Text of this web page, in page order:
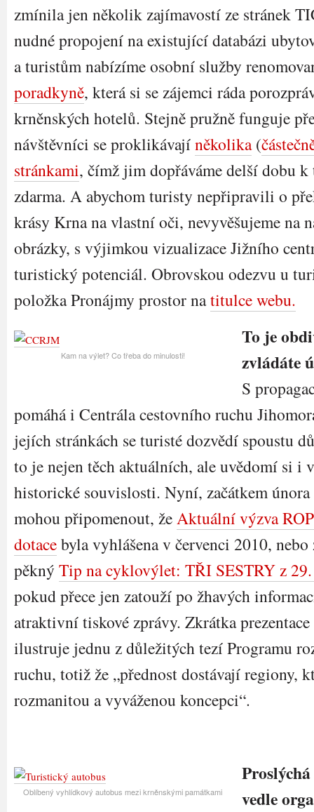
zmínila jen několik zajímavostí ze stránek
nudné propojení na existující databázi
a turistům nabízíme osobní služby
poradkyně, která si se zájemci ráda
krněnských hotelů. Stejně pružně funguje
návštěvníci se proklikávajíněkolika(
stránkami, čímž jim dopřáváme delší dobu k
zdarma. A abychom turisty nepřipravili o
krásy Krna na vlastní oči, nevyvěšujeme na
obrázky, s výjimkou vizualizace Jižního
turistický potenciál. Obrovskou odezvu u
položka Pronájmy prostor natitulce webu.
Kam na výlet? Co třeba do minulosti!
To je
zvládáte
S
pomáhá i Centrála cestovního ruchu
jejích stránkách se turisté dozvědí spoustu
to je nejen těch aktuálních, ale uvědomí si i
historické souvislosti. Nyní, začátkem
mohou připomenout, žeAktuální výzva
dotacebyla vyhlášena v červenci 2010,
pěkný Tip na cyklovýlet: TŘI SESTRY z
pokud přece jen zatouží po žhavých
atraktivní tiskové zprávy. Zkrátka
ilustruje jednu z důležitých tezí Programu
ruchu, totiž že „přednost dostávají regiony,
rozmanitou a vyváženou koncepci“.
Oblíbený vyhlídkový autobus mezi krněnskými památkami
Proslýchá
vedle